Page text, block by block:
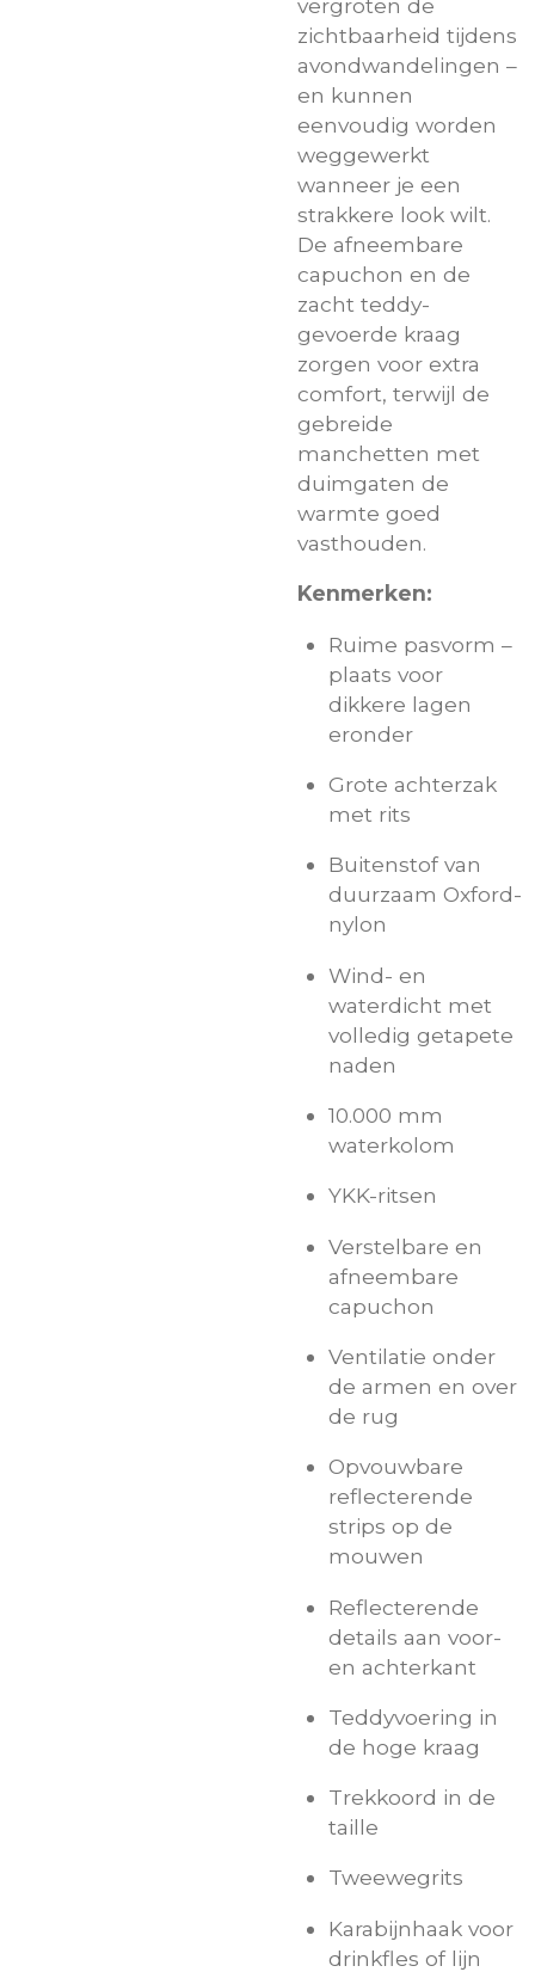
vergroten de
zichtbaarheid tijdens
avondwandelingen –
en kunnen
eenvoudig worden
weggewerkt
wanneer je een
strakkere look wilt.
De afneembare
capuchon en de
zacht teddy-
gevoerde kraag
zorgen voor extra
comfort, terwijl de
gebreide
manchetten met
duimgaten de
warmte goed
vasthouden.
Kenmerken:
Ruime pasvorm –
plaats voor
dikkere lagen
eronder
Grote achterzak
met rits
Buitenstof van
duurzaam Oxford-
nylon
Wind- en
waterdicht met
volledig getapete
naden
10.000 mm
waterkolom
YKK-ritsen
Verstelbare en
afneembare
capuchon
Ventilatie onder
de armen en over
de rug
Opvouwbare
reflecterende
strips op de
mouwen
Reflecterende
details aan voor-
en achterkant
Teddyvoering in
de hoge kraag
Trekkoord in de
taille
Tweewegrits
Karabijnhaak voor
drinkfles of lijn